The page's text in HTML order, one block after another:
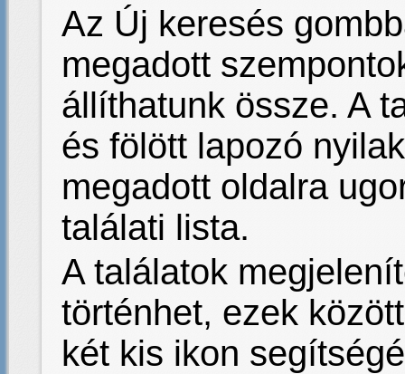
Az Új keresés
megadott
állíthatunk össze. A
és fölött lapozó
megadott oldalra
találati lista.
A találatok
történhet, ezek
két kis ikon